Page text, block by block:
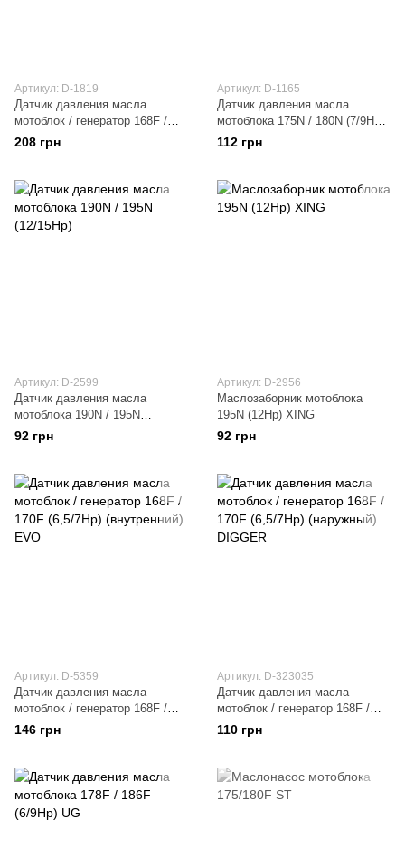
Артикул: D-1819
Датчик давления масла
мотоблок / генератор 168F /
208 грн
Артикул: D-1165
Датчик давления масла
мотоблока 175N / 180N (7/9Hp)
DIGGER
112 грн
Артикул: D-2599
Датчик давления масла
мотоблока 190N / 195N
(12/15Hp)
92 грн
Артикул: D-2956
Маслозаборник мотоблока
195N (12Hp) XING
92 грн
Артикул: D-5359
Датчик давления масла
мотоблок / генератор 168F /
170F (6,5/7Hp) (внутренний)
146 грн
Артикул: D-323035
Датчик давления масла
мотоблок / генератор 168F /
170F (6,5/7Hp) (наружный)
DIGGER
110 грн